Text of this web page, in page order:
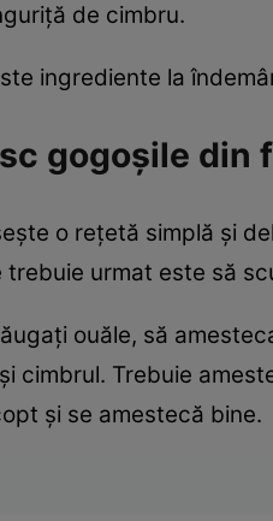
de cimbru.
ingrediente la
gogoșile din
o rețetă simplă și
urmat este să
ouăle, să
cimbrul. Trebuie
și se amestecă bine.